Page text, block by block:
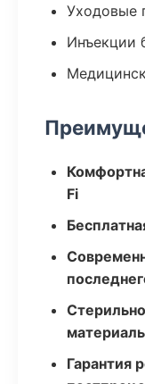
Уходовые
Инъекции
Fi
Гарантия